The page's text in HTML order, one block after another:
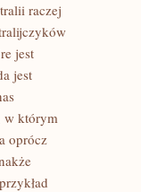
raczej
jest
jest
w którym
oprócz